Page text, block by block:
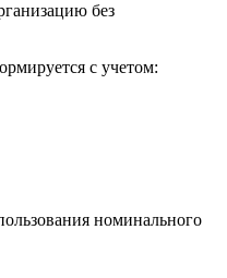
без
с учетом:
номинального